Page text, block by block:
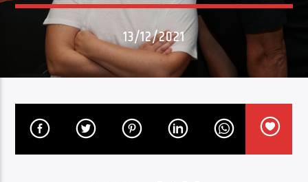
13/12/2021